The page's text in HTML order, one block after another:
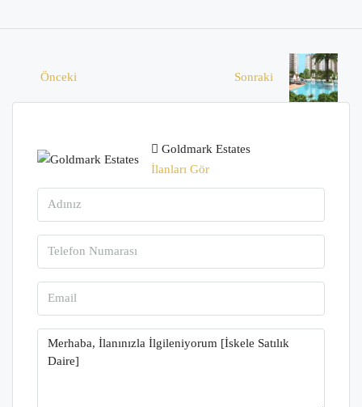
Önceki Sonraki
Goldmark Estates
İlanları Gör